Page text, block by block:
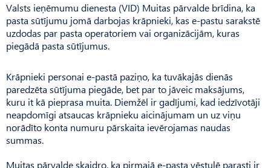
Valsts ieņēmumu dienesta (VID) Muitas pārvalde brīdina, ka
pasta sūtījumu jomā darbojas krāpnieki, kas e-pastu sarakstē
uzdodas par pasta operatoriem vai organizācijām, kuras
piegādā pasta sūtījumus.
Krāpnieki personai e-pastā paziņo, ka tuvākajās dienās
paredzēta sūtījuma piegāde, bet par to jāveic maksājums,
kuru it kā pieprasa muita. Diemžēl ir gadījumi, kad iedzīvotāji
neapdomīgi atsaucas krāpnieku aicinājumam un uz viņu
norādīto konta numuru pārskaita ievērojamas naudas
summas.
Muitas pārvalde skaidro, ka pirmajā e-pasta vēstulē parasti ir